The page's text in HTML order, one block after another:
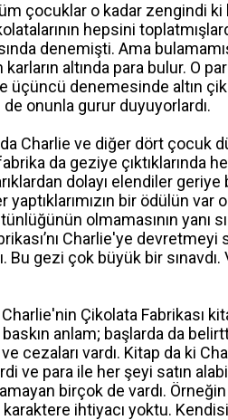
çocuklar o kadar zengindi ki
hepsini
denemişti. Ama
altında para bulur. O
üçüncü denemesinde altın
onunla gurur duyuyorlardı.
Charlie ve diğer dört çocuk
da geziye çıktıklarında
dolayı elendiler
yaptıklarımızın bir ödülün var
olmamasının yanı
Charlie'ye
Bu gezi çok büyük bir
Çikolata Fabrikası
anlam; başlarda da
ve cezaları vardı. Kitap da ki
ve para ile her şeyi satın
birçok de vardı.
karaktere ihtiyacı yoktu.